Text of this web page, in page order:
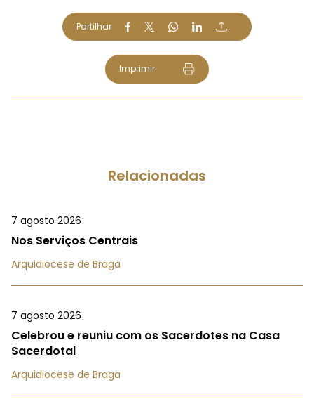
Partilhar
Imprimir
Relacionadas
7 agosto 2026
Nos Serviços Centrais
Arquidiocese de Braga
7 agosto 2026
Celebrou e reuniu com os Sacerdotes na Casa
Sacerdotal
Arquidiocese de Braga